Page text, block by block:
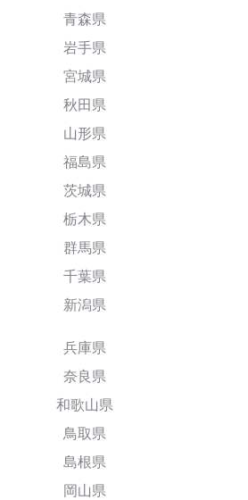
青森県
岩手県
宮城県
秋田県
山形県
福島県
茨城県
栃木県
群馬県
千葉県
新潟県
兵庫県
奈良県
和歌山県
鳥取県
島根県
岡山県